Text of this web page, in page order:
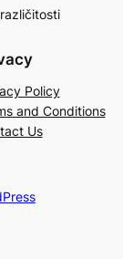
Policy
and Conditions
Us